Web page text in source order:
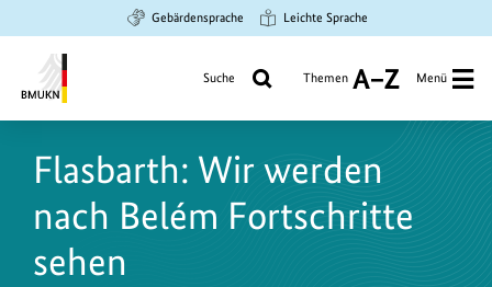
Hauptinhalt
springen
Suche
springen
Hauptnavigation
springen
Gebärdensprache Leichte Sprache
Umwelt,
Naturschutz
nukleare
Suche Themen
A
Z
Menü
Flasbarth: Wir werden
nach Belém Fortschritte
sehen